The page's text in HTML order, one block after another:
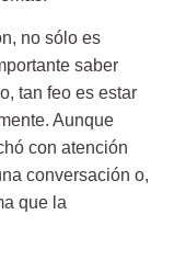
no sólo es
saber
tan feo es estar
Aunque
con atención
conversación o,
que la